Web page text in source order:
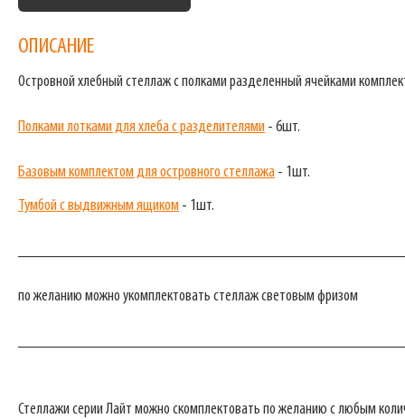
ОПИСАНИЕ
Островной хлебный стеллаж с полками разделенный ячейками
Полками лотками для хлеба с разделителями - 6шт.
Базовым комплектом для островного стеллажа - 1шт.
Тумбой с выдвижным ящиком - 1шт.
по желанию можно укомплектовать стеллаж световым фризом
Стеллажи серии Лайт можно скомплектовать по желанию с любым